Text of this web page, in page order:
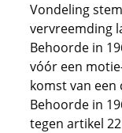
Vondeling
vervreemding
Behoorde in
vóór een
komst van
Behoorde in
tegen artikel